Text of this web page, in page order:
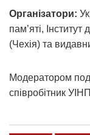
Організатори:
пам’яті,
(Чехія) та
Модератором
співробітник УІНП